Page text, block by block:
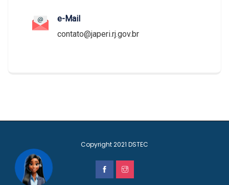
e-Mail
contato@japeri.rj.gov.br
Copyright 2021 DSTEC